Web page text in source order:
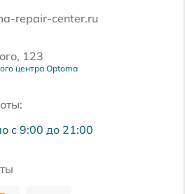
repair-center.ru
123
центра Optoma
с 9:00 до 21:00